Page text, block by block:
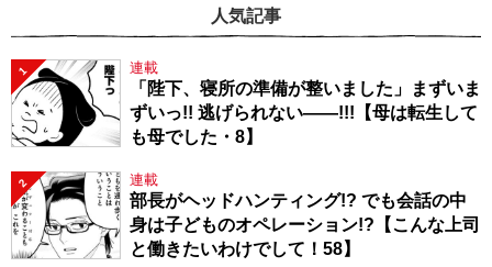
人気記事
1 連載
「陛下、寝所の準備が整いました」まずいま
ずいっ!! 逃げられない――!!!【母は転生して
も母でした・8】
2 連載
部長がヘッドハンティング!? でも会話の中
身は子どものオペレーション!?【こんな上司
と働きたいわけでして！58】